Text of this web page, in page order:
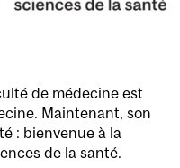
de médecine est
Maintenant, son
: bienvenue à la
de la santé.